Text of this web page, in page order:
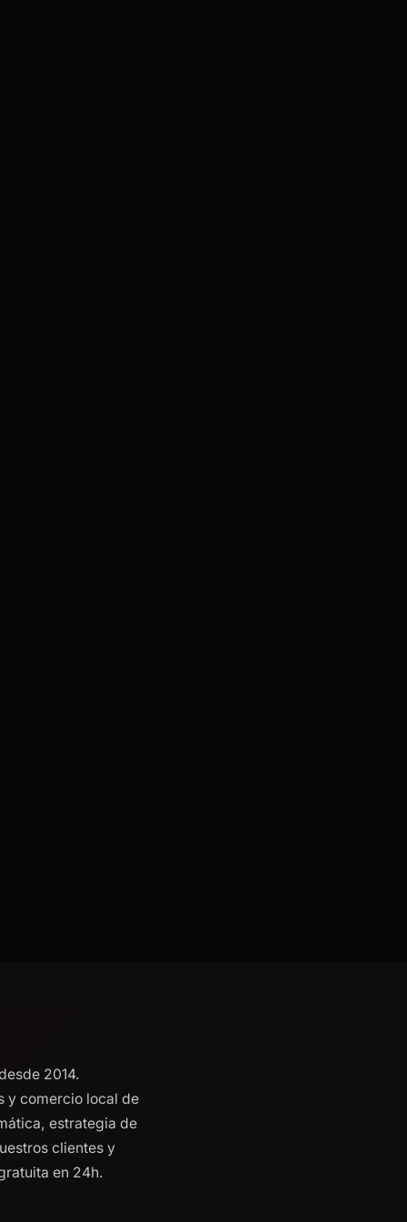
2014.
y comercio local de
estrategia de
clientes y
en 24h.